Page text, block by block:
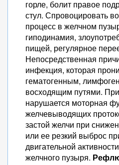
горле, болит правое
стул. Спровоцировать
процесс в желчном
гиподинамия,
пищей, регулярное
Непосредственная
инфекция, которая
гематогенным,
восходящим путями.
нарушается моторная
желчевыводящих
застой желчи при
или ее резкий выброс
двигательной
желчного пузыря.